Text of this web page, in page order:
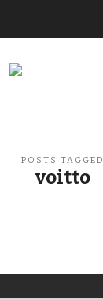
Buzzikuski
POSTS TAGGED
voitto